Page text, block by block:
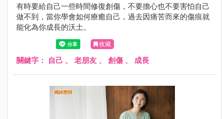
有時要給自己一些時間修復創傷，不要擔心也不要害怕自己
做不到，當你學會如何療癒自己，過去因痛苦而來的傷痕就
能化為你成長的沃土。
收藏
關鍵字： 自己 、 老朋友 、 創傷 、 成長